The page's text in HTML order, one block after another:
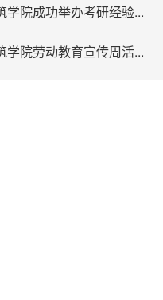
学院成功举办考研经验...
学院劳动教育宣传周活...